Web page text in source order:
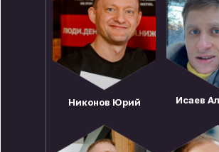
Никонов Юрий Исаев